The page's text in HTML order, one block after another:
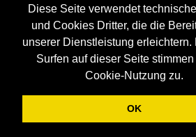
Diese Seite verwendet
und Cookies Dritter, die die
unserer Dienstleistung erleichtern.
Surfen auf dieser Seite
Cookie-Nutzung zu.
OK
D 44627 Herne
Deutschland
Tel. + 49 23 23 - 969-0
Fax. + 49 23 23 - 969-111